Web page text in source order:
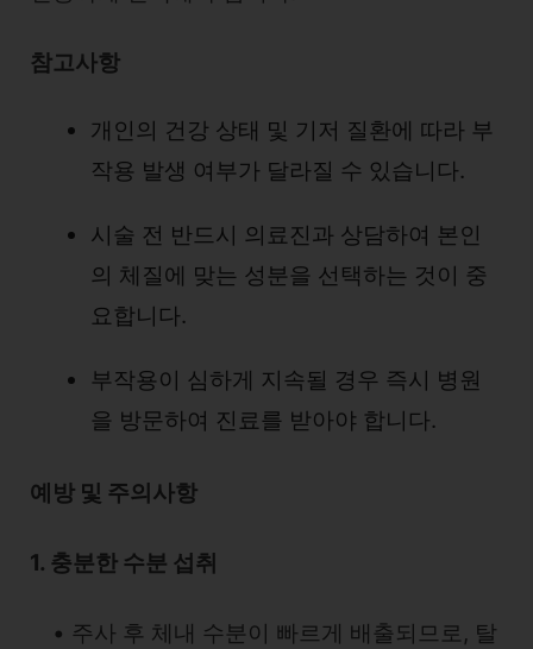
참고사항
개인의 건강 상태 및 기저 질환에 따라 부
작용 발생 여부가 달라질 수 있습니다.
시술 전 반드시 의료진과 상담하여 본인
의 체질에 맞는 성분을 선택하는 것이 중
요합니다.
부작용이 심하게 지속될 경우 즉시 병원
을 방문하여 진료를 받아야 합니다.
예방 및 주의사항
1. 충분한 수분 섭취
• 주사 후 체내 수분이 빠르게 배출되므로, 탈